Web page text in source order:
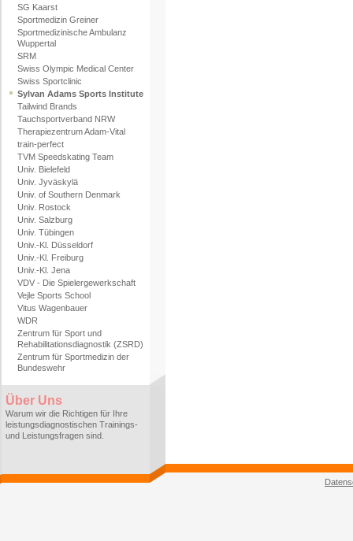
SG Kaarst
Sportmedizin Greiner
Sportmedizinische Ambulanz
Wuppertal
SRM
Swiss Olympic Medical Center
Swiss Sportclinic
Sylvan Adams Sports Institute
Tailwind Brands
Tauchsportverband NRW
Therapiezentrum Adam-Vital
train-perfect
TVM Speedskating Team
Univ. Bielefeld
Univ. Jyväskylä
Univ. of Southern Denmark
Univ. Rostock
Univ. Salzburg
Univ. Tübingen
Univ.-Kl. Düsseldorf
Univ.-Kl. Freiburg
Univ.-Kl. Jena
VDV - Die Spielergewerkschaft
Vejle Sports School
Vitus Wagenbauer
WDR
Zentrum für Sport und
Rehabilitationsdiagnostik (ZSRD)
Zentrum für Sportmedizin der
Bundeswehr
Über Uns
Warum wir die Richtigen für Ihre
leistungsdiagnostischen Trainings-
und Leistungsfragen sind.